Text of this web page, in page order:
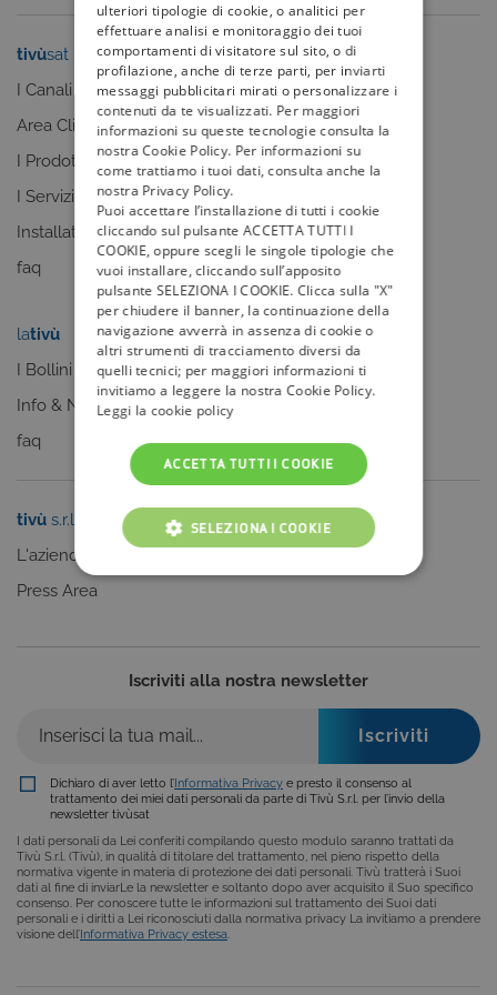
tivùsat
I Canali
Area Clienti
I Prodotti
I Servizi
Installatori
faq
tivù la guida
I programmi
I canali
La Guida +
lativù
I Bollini
Info & News
faq
mytivù
tivù s.r.l.
L'azienda
Press Area
Sei un editore?
Iscriviti alla nostra newsletter
Dichiaro di aver letto l’Informativa Privacy e presto il consenso al
trattamento dei miei dati personali da parte di Tivù S.r.l. per l’invio della
newsletter tivùsat
I dati personali da Lei conferiti compilando questo modulo saranno trattati da
Tivù S.r.l. (Tivù), in qualità di titolare del trattamento, nel pieno rispetto della
normativa vigente in materia di protezione dei dati personali. Tivù tratterà i Suoi
dati al fine di inviarLe la newsletter e soltanto dopo aver acquisito il Suo specifico
consenso. Per conoscere tutte le informazioni sul trattamento dei Suoi dati
personali e i diritti a Lei riconosciuti dalla normativa privacy La invitiamo a prendere
visione dell’Informativa Privacy estesa
ulteriori tipologie di cookie, o analitici per
effettuare analisi e monitoraggio dei tuoi
comportamenti di visitatore sul sito, o di
profilazione, anche di terze parti, per inviarti
messaggi pubblicitari mirati o personalizzare i
contenuti da te visualizzati. Per maggiori
informazioni su queste tecnologie consulta la
nostra Cookie Policy. Per informazioni su
come trattiamo i tuoi dati, consulta anche la
nostra Privacy Policy.
Puoi accettare l’installazione di tutti i cookie
cliccando sul pulsante ACCETTA TUTTI I
COOKIE, oppure scegli le singole tipologie che
vuoi installare, cliccando sull’apposito
pulsante SELEZIONA I COOKIE. Clicca sulla "X"
per chiudere il banner, la continuazione della
navigazione avverrà in assenza di cookie o
altri strumenti di tracciamento diversi da
quelli tecnici; per maggiori informazioni ti
invitiamo a leggere la nostra Cookie Policy.
Leggi la cookie policy
ACCETTA TUTTI I COOKIE
SELEZIONA I COOKIE
COOKIE TECNICI
Cookie tecnici
Cookie di profilazione
Funzionalità
Questi cookie sono necessari per il corretto
funzionamento del nostro sito e non possono
essere disattivati. Vengono impostati solo in
risposta ad azioni da te effettuate nel corso della